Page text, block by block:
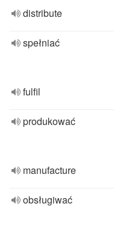
distribute
spełniać
fulfil
produkować
manufacture
obsługiwać